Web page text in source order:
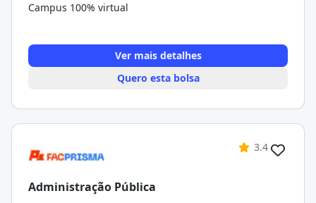
Campus 100% virtual
Ver mais detalhes
Quero esta bolsa
3.4
Administração Pública